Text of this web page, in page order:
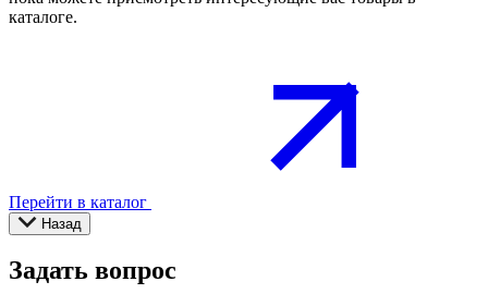
каталоге.
Перейти в каталог
Назад
Задать вопрос